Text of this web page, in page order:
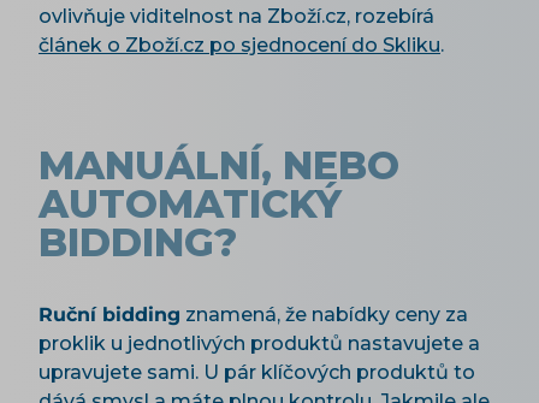
ovlivňuje viditelnost na Zboží.cz, rozebírá
článek o Zboží.cz po sjednocení do Skliku.
MANUÁLNÍ, NEBO
AUTOMATICKÝ
BIDDING?
Ruční bidding znamená, že nabídky ceny za
proklik u jednotlivých produktů nastavujete a
upravujete sami. U pár klíčových produktů to